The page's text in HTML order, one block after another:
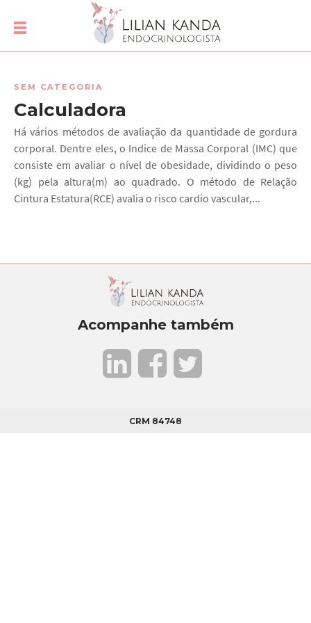
SEM CATEGORIA
Calculadora
Há vários métodos de avaliação da quantidade de gordura
corporal. Dentre eles, o Indice de Massa Corporal (IMC) que
consiste em avaliar o nível de obesidade, dividindo o peso
(kg) pela altura(m) ao quadrado. O método de Relação
Cintura Estatura(RCE) avalia o risco cardio vascular,...
Acompanhe também
CRM 84748